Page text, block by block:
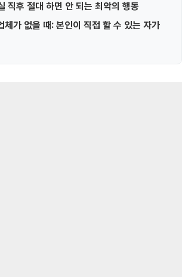
직후 절대 하면 안 되는 최악의 행동
체가 없을 때: 본인이 직접 할 수 있는 자가